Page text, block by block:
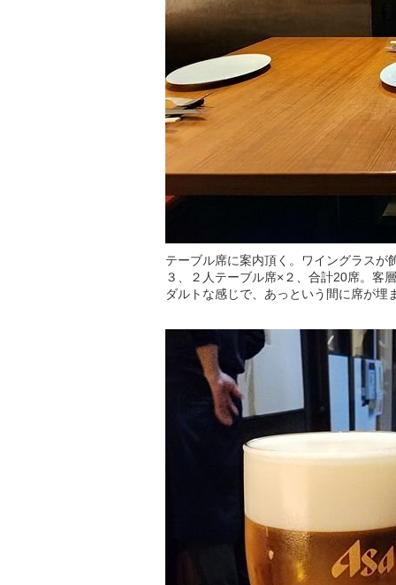
テーブル席に案内頂く。ワイングラスが
３、２人テーブル席×２、合計20席。客
ダルトな感じで、あっという間に席が埋